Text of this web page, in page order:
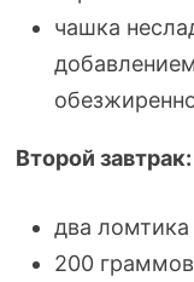
чашка
Второй завтрак:
два ломтика
200